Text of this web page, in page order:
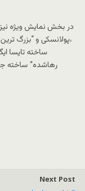
در بخش نمایش ویژه
پولانسکی و “بزرگ
رهاشده” ساخته
Next Post